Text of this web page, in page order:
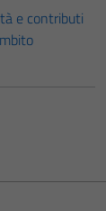
e contributi